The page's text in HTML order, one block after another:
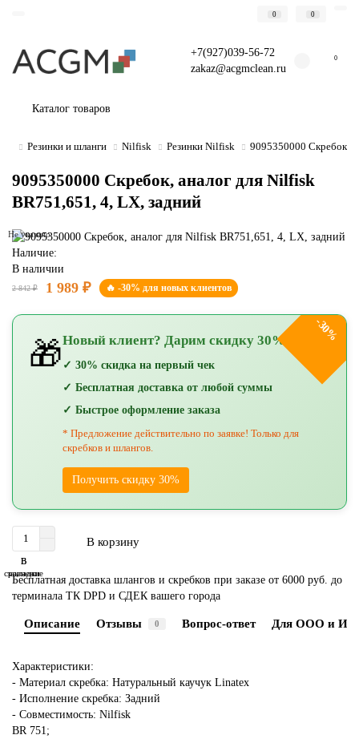
0 0
+7(927)039-56-72
zakaz@acgmclean.ru
0
Каталог товаров
Резинки и шланги Nilfisk Резинки Nilfisk 9095350000 Скребок,
9095350000 Скребок, аналог для Nilfisk
BR751,651, 4, LX, задний
Не указано
Наличие:
В наличии
2 842 ₽ 1 989 ₽ 🔥 -30% для новых клиентов
-30%
🎁Новый клиент? Дарим скидку 30%!
✓ 30% скидка на первый чек
✓ Бесплатная доставка от любой суммы
✓ Быстрое оформление заказа
* Предложение действительно по заявке! Только для
скребков и шлангов.
Получить скидку 30%
В корзину
В
закладки
В
сравнение
Бесплатная доставка шлангов и скребков при заказе от 6000 руб. до
терминала ТК DPD и СДЕК вашего города
Описание Отзывы 0 Вопрос-ответ Для ООО и ИП
Характеристики:
- Материал скребка: Натуральный каучук Linatex
- Исполнение скребка: Задний
- Совместимость: Nilfisk
BR 751;